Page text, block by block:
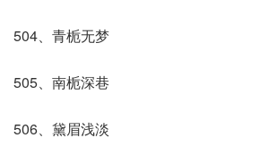
504、青栀无梦
505、南栀深巷
506、黛眉浅淡